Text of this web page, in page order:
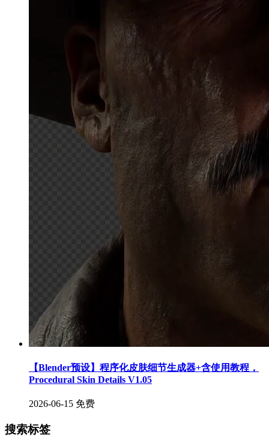
【Blender预设】程序化皮肤细节生成器+含使用教程，
Procedural Skin Details V1.05
2026-06-15 免费
搜索标签